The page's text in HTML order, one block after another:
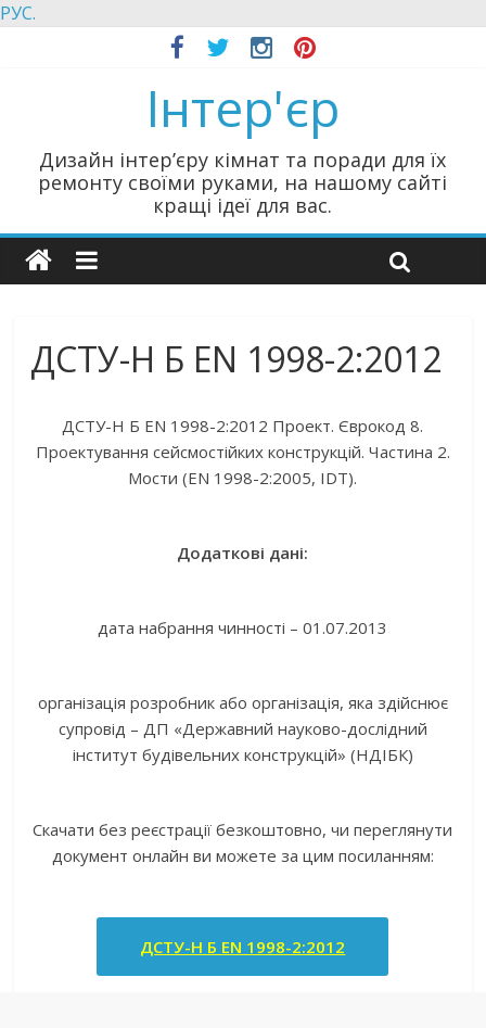
РУС.
Інтер'єр
Дизайн інтер’єру кімнат та поради для їх
ремонту своїми руками, на нашому сайті
кращі ідеї для вас.
ДСТУ-Н Б EN 1998-2:2012
ДСТУ-Н Б EN 1998-2:2012 Проект. Єврокод 8.
Проектування сейсмостійких конструкцій. Частина 2.
Мости (EN 1998-2:2005, IDT).
Додаткові дані:
дата набрання чинності – 01.07.2013
організація розробник або організація, яка здійснює
супровід – ДП «Державний науково-дослідний
інститут будівельних конструкцій» (НДІБК)
Скачати без реєстрації безкоштовно, чи переглянути
документ онлайн ви можете за цим посиланням:
ДСТУ-Н Б EN 1998-2:2012